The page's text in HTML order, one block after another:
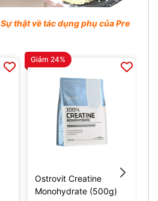
Sự thật về tác dụng phụ của Pre
Giảm 24%
Ostrovit Creatine
Monohydrate (500g)